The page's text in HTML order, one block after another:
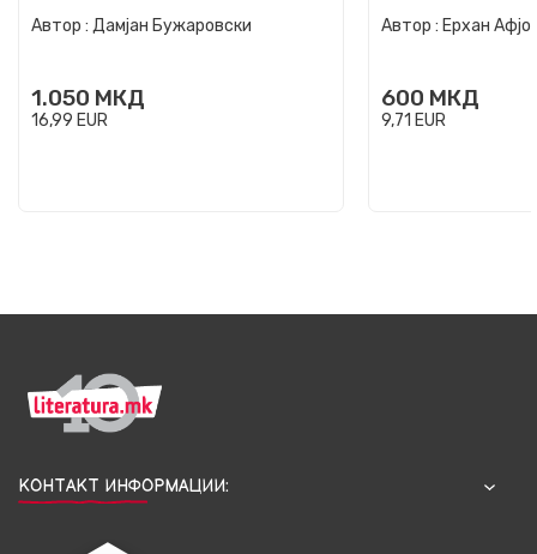
Автор : Дамјан Бужаровски
1.050 МКД
16,99 EUR
Автор : Ерхан
600 МКД
9,71 EUR
КОНТАКТ ИНФОРМАЦИИ: